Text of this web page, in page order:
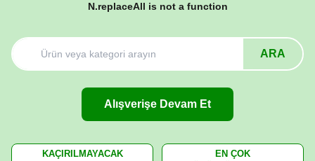
N.replaceAll is not a function
ARA
Alışverişe Devam Et
KAÇIRILMAYACAK
EN ÇOK